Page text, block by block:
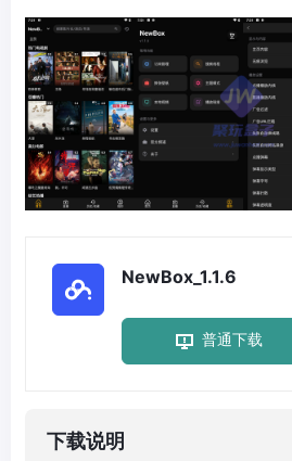
NewBox_1.1.6
普通下载
下载说明